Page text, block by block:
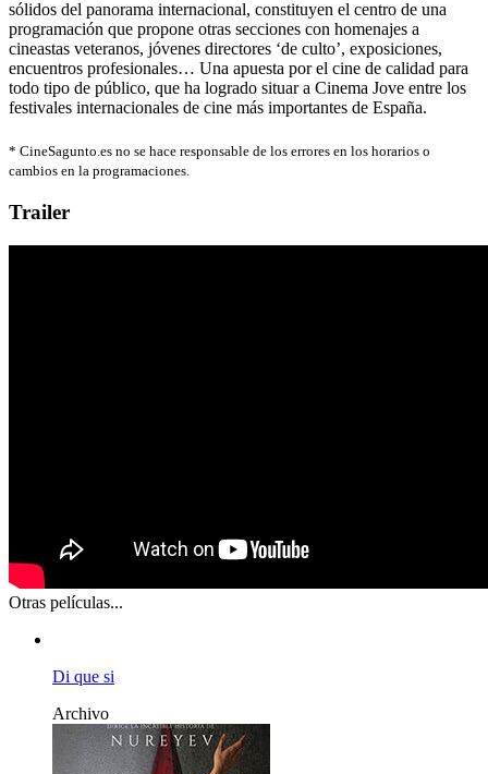
sólidos del panorama internacional, constituyen el centro de una
programación que propone otras secciones con homenajes a
cineastas veteranos, jóvenes directores ‘de culto’, exposiciones,
encuentros profesionales… Una apuesta por el cine de calidad para
todo tipo de público, que ha logrado situar a Cinema Jove entre los
festivales internacionales de cine más importantes de España.
* CineSagunto.es no se hace responsable de los errores en los horarios o
cambios en la programaciones.
Trailer
Otras películas...
Di que si
Archivo